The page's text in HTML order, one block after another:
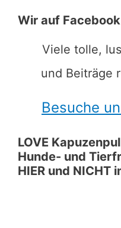
Wir auf
Viele tolle,
und Beiträge
Besuche
LOVE
Hunde- und
HIER und NICHT